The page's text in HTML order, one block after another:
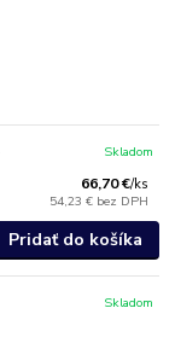
66,70 €/ks
54,23 € bez DPH
Skladom
Pridať do košíka
Skladom